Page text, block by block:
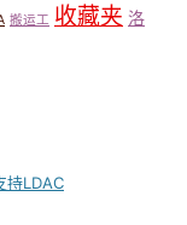
搬运工 收藏夹 洛
持LDAC